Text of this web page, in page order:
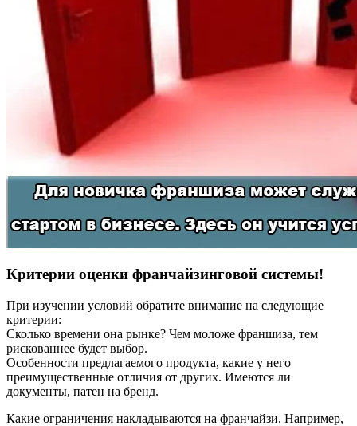
Критерии оценки франчайзинговой системы!
При изучении условий обратите внимание на следующие
критерии:
Сколько времени она рынке? Чем моложе франшиза, тем
рискованнее будет выбор.
Особенности предлагаемого продукта, какие у него
преимущественные отличия от других. Имеются ли
документы, патен на бренд.
Какие ограничения накладываются на франчайзи. Например,